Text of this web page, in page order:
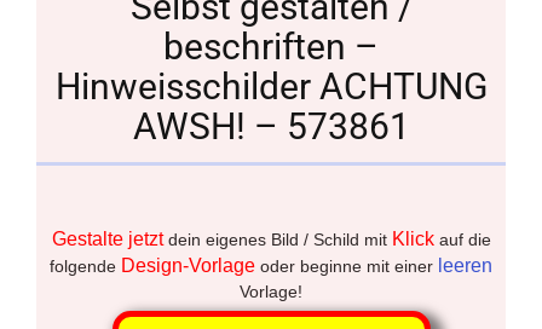
beschriften –
Hinweisschilder ACHTUNG
AWSH! – 573861
Gestalte jetztdein eigenes Bild / Schild mit Klickauf die
folgende Design-Vorlage oder beginne mit einer leeren
Vorlage!